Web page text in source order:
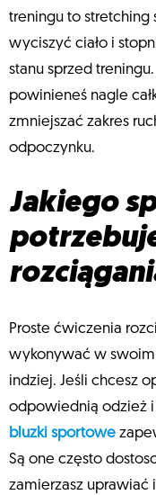
treningu to stretching
wyciszyć ciało i
stanu sprzed
powinieneś nagle
zmniejszać zakres
odpoczynku.
Jakiego
Proste ćwiczenia
wykonywać w swoim
indziej. Jeśli chcesz
odpowiednią odzież
bluzki sportowe
Są one często
zamierzasz uprawiać